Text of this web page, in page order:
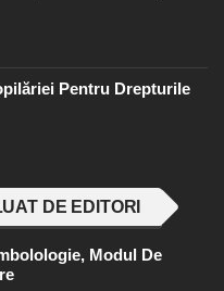
Pentru Drepturile
DE EDITORI
Modul De